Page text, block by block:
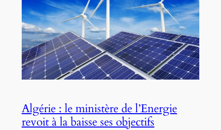
Algérie : le ministère de l’Energie
revoit à la baisse ses objectifs